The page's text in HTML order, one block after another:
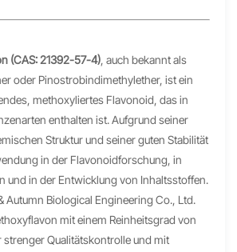
(CAS: 21392-57-4), auch bekannt als
oder Pinostrobindimethylether, ist ein
methoxyliertes Flavonoid, das in
enthalten ist. Aufgrund seiner
Struktur und seiner guten Stabilität
in der Flavonoidforschung, in
und in der Entwicklung von Inhaltsstoffen.
Autumn Biological Engineering Co., Ltd.
mit einem Reinheitsgrad von
strenger Qualitätskontrolle und mit